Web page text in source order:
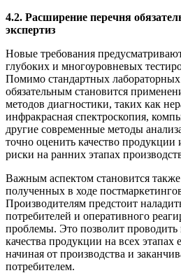
4.2. Расширение перечня
экспертиз
Новые требования
глубоких и многоуровневых
Помимо стандартных
обязательным становится
методов диагностики, таких как
инфракрасная спектроскопия,
другие современные методы
точно оценить качество
риски на ранних этапах
Важным аспектом становится
полученных в ходе
Производителям предстоит
потребителей и оперативного
проблемы. Это позволит
качества продукции на всех этапах
начиная от производства и
потребителем.